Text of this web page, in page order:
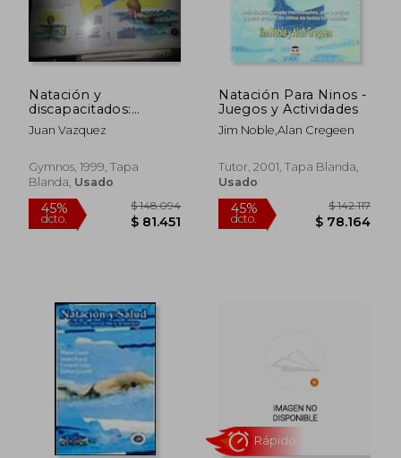
45%
dcto.
45%
dcto.
$
$
Natación y
discapacitados:
Intervención en el
medio acuático
Juan Vazquez
Gymnos, 1999, Tapa
Blanda, Usado
Natación Para Ninos -
Juegos y Actividades
Jim Noble,Alan Cregeen
Tutor, 2001, Tapa Blanda,
Usado